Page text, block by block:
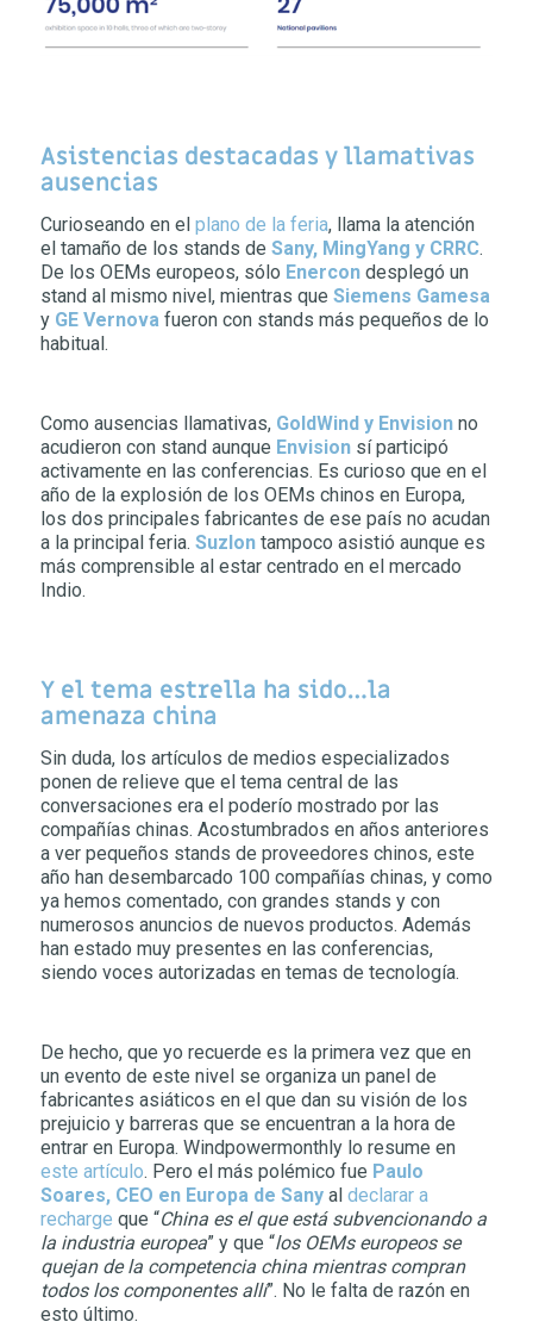
Asistencias destacadas y llamativas
ausencias
Curioseando en el plano de la feria, llama la atención
el tamaño de los stands de Sany, MingYang y CRRC.
De los OEMs europeos, sólo Enercondesplegó un
stand al mismo nivel, mientras que Siemens Gamesa
y GE Vernova fueron con stands más pequeños de lo
habitual.
Como ausencias llamativas, GoldWind y Envisionno
acudieron con stand aunque Envisionsí participó
activamente en las conferencias. Es curioso que en el
año de la explosión de los OEMs chinos en Europa,
los dos principales fabricantes de ese país no acudan
a la principal feria. Suzlontampoco asistió aunque es
más comprensible al estar centrado en el mercado
Indio.
Y el tema estrella ha sido…la
amenaza china
Sin duda, los artículos de medios especializados
ponen de relieve que el tema central de las
conversaciones era el poderío mostrado por las
compañías chinas. Acostumbrados en años anteriores
a ver pequeños stands de proveedores chinos, este
año han desembarcado 100 compañías chinas, y como
ya hemos comentado, con grandes stands y con
numerosos anuncios de nuevos productos. Además
han estado muy presentes en las conferencias,
siendo voces autorizadas en temas de tecnología.
De hecho, que yo recuerde es la primera vez que en
un evento de este nivel se organiza un panel de
fabricantes asiáticos en el que dan su visión de los
prejuicio y barreras que se encuentran a la hora de
entrar en Europa. Windpowermonthly lo resume en
este artículo. Pero el más polémico fue Paulo
Soares, CEO en Europa de Sanyal declarar a
recharge que “China es el que está subvencionando a
la industria europea” y que “los OEMs europeos se
quejan de la competencia china mientras compran
todos los componentes allí”. No le falta de razón en
esto último.